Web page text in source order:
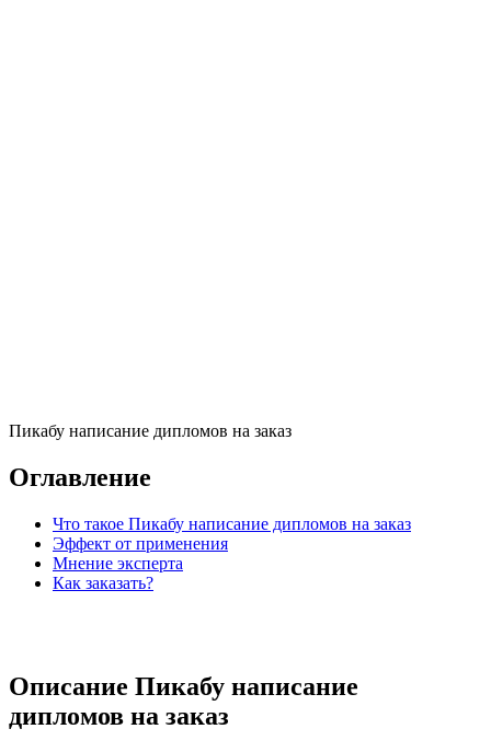
Пикабу написание дипломов на заказ
Оглавление
Что такое Пикабу написание дипломов на заказ
Эффект от применения
Мнение эксперта
Как заказать?
Описание Пикабу написание
дипломов на заказ